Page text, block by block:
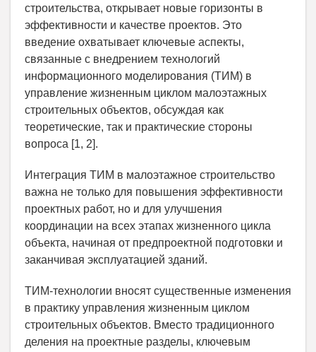
строительства, открывает новые горизонты в
эффективности и качестве проектов. Это
введение охватывает ключевые аспекты,
связанные с внедрением технологий
информационного моделирования (ТИМ) в
управление жизненным циклом малоэтажных
строительных объектов, обсуждая как
теоретические, так и практические стороны
вопроса [1, 2].
Интеграция ТИМ в малоэтажное строительство
важна не только для повышения эффективности
проектных работ, но и для улучшения
координации на всех этапах жизненного цикла
объекта, начиная от предпроектной подготовки и
заканчивая эксплуатацией зданий.
ТИМ-технологии вносят существенные изменения
в практику управления жизненным циклом
строительных объектов. Вместо традиционного
деления на проектные разделы, ключевым